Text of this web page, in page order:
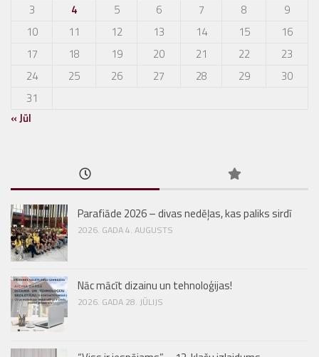
3
4 5 6 7 8
9
10
11 12 13 14 15
16
17
18 19 20 21 22
23
24
25 26 27 28 29
30
31
« Jūl
Parafiāde 2026 – divas nedēļas, kas paliks sirdī
2026. GADA 4. AUGUSTS
Nāc mācīt dizainu un tehnoloģijas!
2026. GADA 28. JŪLIJS